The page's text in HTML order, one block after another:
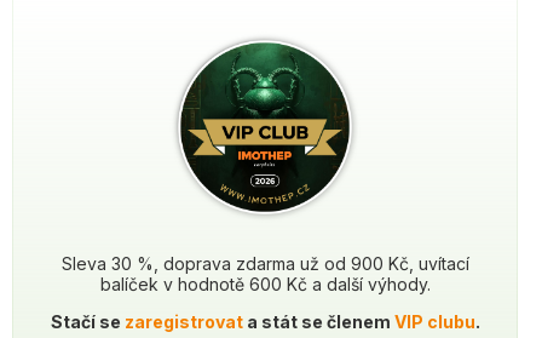
Sleva 30 %, doprava zdarma už od 900 Kč, uvítací
balíček v hodnotě 600 Kč a další výhody.
Stačí se zaregistrovata stát se členem VIP clubu.